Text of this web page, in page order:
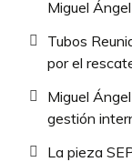
Miguel
Tubos
por el
Miguel
gestión
La pieza